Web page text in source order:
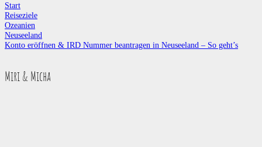
Start
Reiseziele
Ozeanien
Neuseeland
Konto eröffnen & IRD Nummer beantragen in Neuseeland – So geht’s
Miri & Micha